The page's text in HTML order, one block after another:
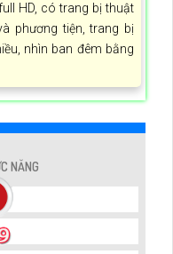
HD, có trang bị thuật
phương tiện, trang bị
nhìn ban đêm bằng
NĂNG